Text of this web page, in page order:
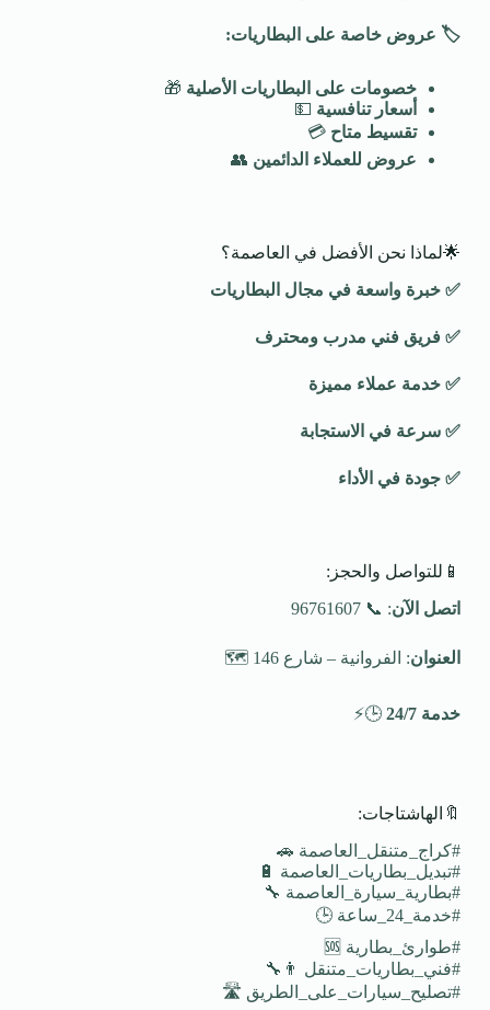
🏷️ عروض خاصة على البطاريات:
خصومات على البطاريات الأصلية 🎁
أسعار تنافسية 💵
تقسيط متاح 💳
عروض للعملاء الدائمين 👥
🌟لماذا نحن الأفضل في العاصمة؟
✅ خبرة واسعة في مجال البطاريات
✅ فريق فني مدرب ومحترف
✅ خدمة عملاء مميزة
✅ سرعة في الاستجابة
✅ جودة في الأداء
📱للتواصل والحجز:
اتصل الآن: 📞 96761607
العنوان: الفروانية – شارع 146 🗺️
خدمة 24/7 🕒⚡
🔖الهاشتاجات:
#كراج_متنقل_العاصمة 🚗
#تبديل_بطاريات_العاصمة 🔋
#بطارية_سيارة_العاصمة 🔧
#خدمة_24_ساعة 🕒
#طوارئ_بطارية 🆘
#فني_بطاريات_متنقل 👨‍🔧
#تصليح_سيارات_على_الطريق 🛣️